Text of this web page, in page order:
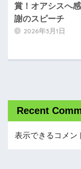
賞！オアシスへ感
謝のスピーチ
2026年3月1日
Recent
表示できるコメン